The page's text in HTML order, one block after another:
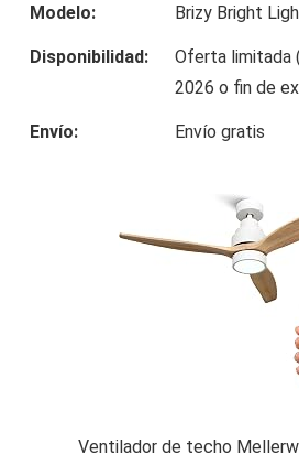
Modelo: Brizy Bright
Disponibilidad:
Oferta limitada
2026 o fin de
Envío: Envío gratis
Ventilador de techo